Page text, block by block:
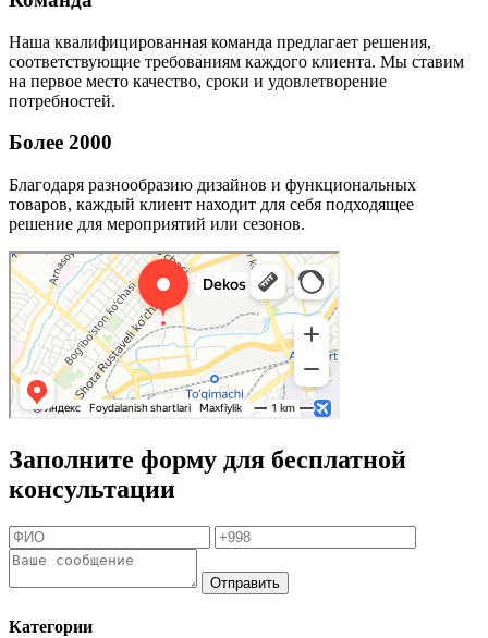
Наша квалифицированная команда предлагает решения,
соответствующие требованиям каждого клиента. Мы ставим
на первое место качество, сроки и удовлетворение
потребностей.
Более 2000
Благодаря разнообразию дизайнов и функциональных
товаров, каждый клиент находит для себя подходящее
решение для мероприятий или сезонов.
Заполните форму для бесплатной
консультации
Отправить
Категории